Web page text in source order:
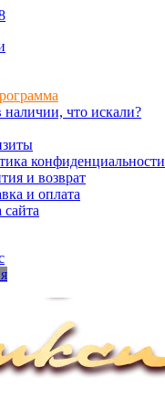
что искали?
конфиденциальности
и возврат
и оплата
сайта